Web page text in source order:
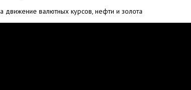
движение валютных курсов, нефти и золота